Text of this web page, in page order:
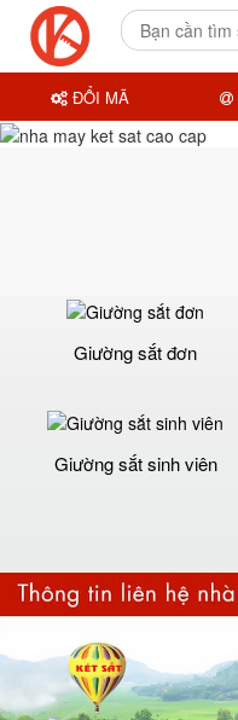
Giường sắt đơn
Giường sắt sinh viên
ĐỔI MÃ